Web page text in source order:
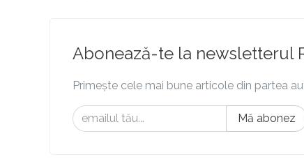
Abonează-te la newsletterul
Primește cele mai bune articole din partea
Mă abonez